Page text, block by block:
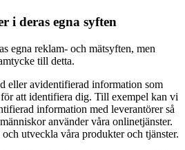
i deras egna syften
egna reklam- och mätsyften, men
till detta.
eller avidentifierad information som
att identifiera dig. Till exempel kan vi
information med leverantörer så
använder våra onlinetjänster.
utveckla våra produkter och tjänster.